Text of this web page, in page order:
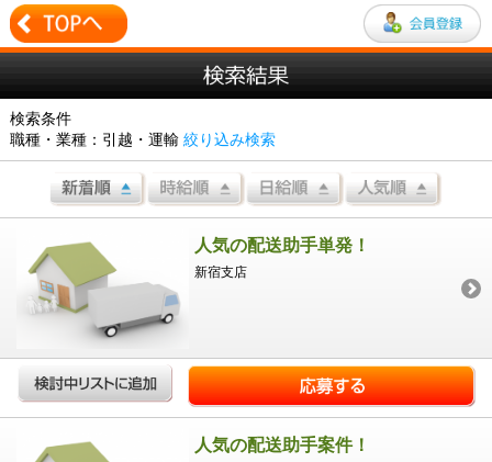
検索条件
職種・業種：引越・運輸 絞り込み検索
人気の配送助手単発！
新宿支店
人気の配送助手案件！